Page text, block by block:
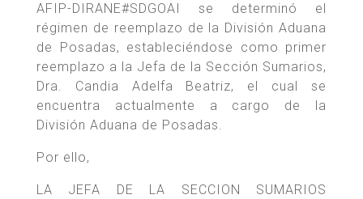
AFIP-DIRANE#SDGOAI se determinó el
régimen de reemplazo de la División Aduana
de Posadas, estableciéndose como primer
reemplazo a la Jefa de la Sección Sumarios,
Dra. Candia Adelfa Beatriz, el cual se
encuentra actualmente a cargo de la
División Aduana de Posadas.
Por ello,
LA JEFA DE LA SECCION SUMARIOS